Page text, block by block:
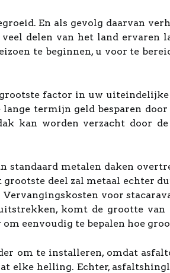
En als gevolg daarvan
delen van het land ervaren
te beginnen, u voor te
factor in uw
termijn geld besparen
kan worden verzacht door
standaard metalen daken
deel zal metaal echter
voor
komt de grootte
eenvoudig te bepalen hoe
om te installeren, omdat
elke helling. Echter,